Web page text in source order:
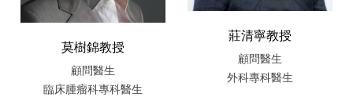
莫樹錦教授
顧問醫生
臨床腫瘤科專科醫生
莊清寧教授
顧問醫生
外科專科醫生